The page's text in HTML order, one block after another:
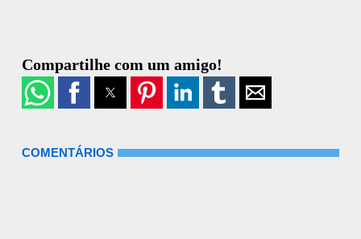
Compartilhe com um amigo!
COMENTÁRIOS